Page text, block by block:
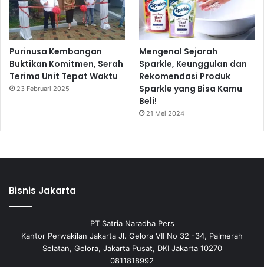
Purinusa Kembangan
Buktikan Komitmen, Serah
Terima Unit Tepat Waktu
23 Februari 2025
Mengenal Sejarah
Sparkle, Keunggulan dan
Rekomendasi Produk
Sparkle yang Bisa Kamu
Beli!
21 Mei 2024
Bisnis Jakarta
PT Satria Naradha Pers
Kantor Perwakilan Jakarta Jl. Gelora VII No 32 -34, Palmerah
Selatan, Gelora, Jakarta Pusat, DKI Jakarta 10270
0811818992